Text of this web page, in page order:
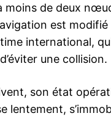
de deux
est modifié
international,
une collision.
son état
lentement,